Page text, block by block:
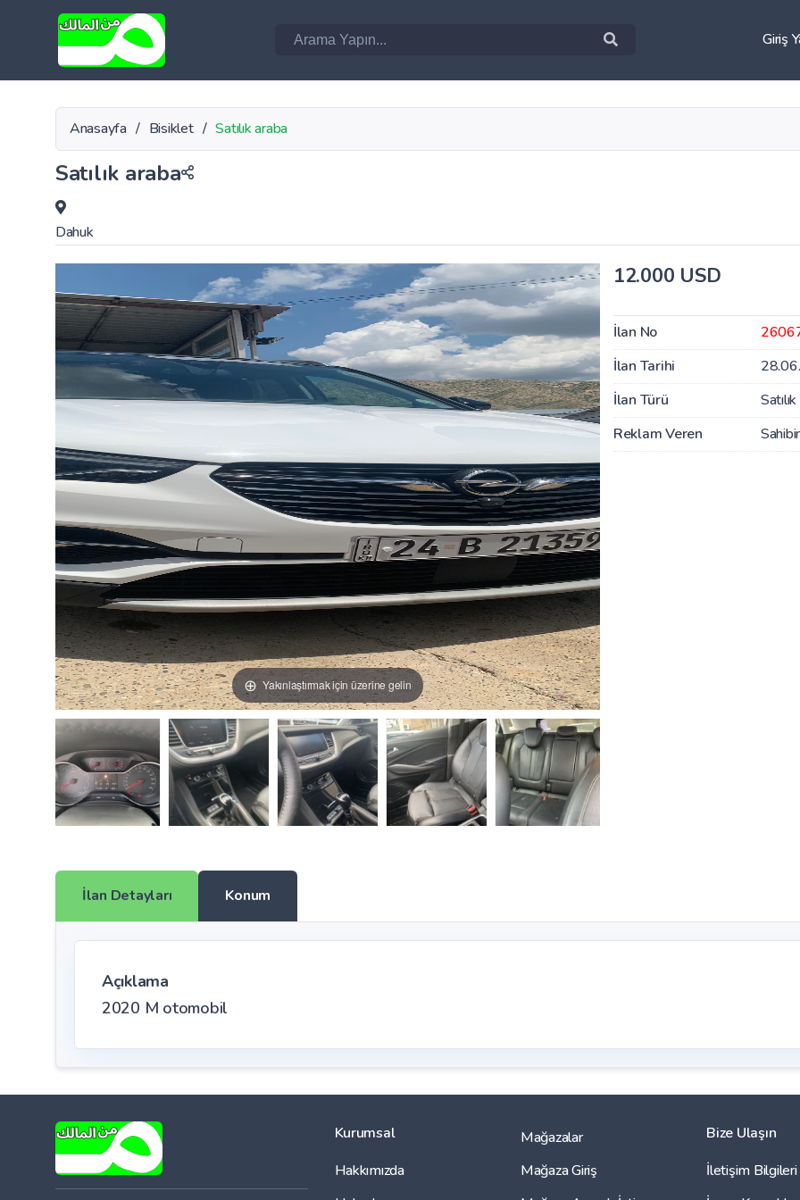
Giriş
Anasayfa / Bisiklet / Satılık araba
Satılık araba
Dahuk
Yakınlaştırmak için üzerine gelin
12.000 USD
İlan No
İlan Tarihi
İlan Türü
Satılık
Reklam Veren
İlan Detayları Konum
Açıklama
2020 M otomobil
Kurumsal
Hakkımızda
Mağazalar
Mağaza Giriş
Bize Ulaşın
İletişim Bilgileri